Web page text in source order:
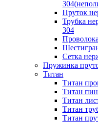
Пруток
Трубка
304
Сетка
Пружинка
Титан
Титан
Титан
Титан
Титан
Титан